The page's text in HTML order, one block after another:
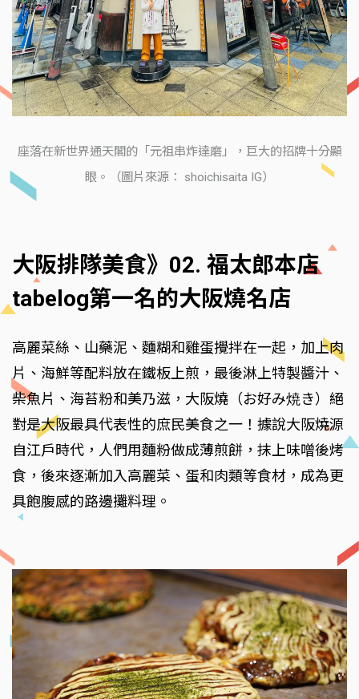
座落在新世界通天閣的「元祖串炸達磨」，巨大的招牌十分顯
眼。（圖片來源： shoichisaita IG）
大阪排隊美食》02. 福太郎本店
tabelog第一名的大阪燒名店
高麗菜絲、山藥泥、麵糊和雞蛋攪拌在一起，加上肉
片、海鮮等配料放在鐵板上煎，最後淋上特製醬汁、
柴魚片、海苔粉和美乃滋，大阪燒（お好み焼き）絕
對是大阪最具代表性的庶民美食之一！據說大阪燒源
自江戶時代，人們用麵粉做成薄煎餅，抹上味噌後烤
食，後來逐漸加入高麗菜、蛋和肉類等食材，成為更
具飽腹感的路邊攤料理。